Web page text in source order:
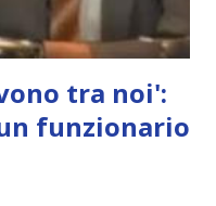
tra noi':
funzionario